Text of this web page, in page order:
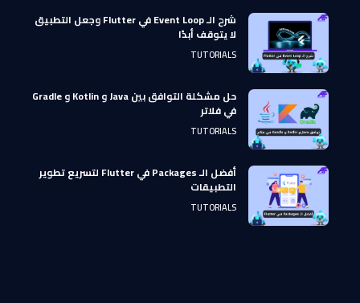
شرح الـ Event Loop في Flutter وجعل التطبيق
لا يتوقف أبدًا
TUTORIALS
حل مشكلة التوافق بين Java و Kotlin و Gradle
في فلاتر
TUTORIALS
أفضل الـ Packages في Flutter لتسريع تطوير
التطبيقات
TUTORIALS